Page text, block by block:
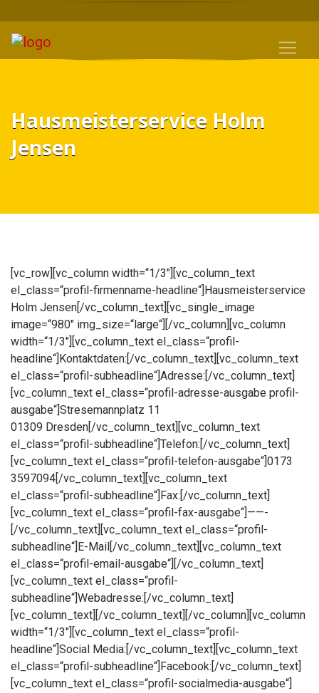
Hausmeisterservice Holm
Jensen
[vc_row][vc_column width=“1/3″][vc_column_text
el_class=“profil-firmenname-headline“]Hausmeisterservice
Holm Jensen[/vc_column_text][vc_single_image
image=“980″ img_size=“large“][/vc_column][vc_column
width=“1/3″][vc_column_text el_class=“profil-
headline“]Kontaktdaten:[/vc_column_text][vc_column_text
el_class=“profil-subheadline“]Adresse:[/vc_column_text]
[vc_column_text el_class=“profil-adresse-ausgabe profil-
ausgabe“]Stresemannplatz 11
01309 Dresden[/vc_column_text][vc_column_text
el_class=“profil-subheadline“]Telefon:[/vc_column_text]
[vc_column_text el_class=“profil-telefon-ausgabe“]0173
3597094[/vc_column_text][vc_column_text
el_class=“profil-subheadline“]Fax:[/vc_column_text]
[vc_column_text el_class=“profil-fax-ausgabe“]——-
[/vc_column_text][vc_column_text el_class=“profil-
subheadline“]E-Mail[/vc_column_text][vc_column_text
el_class=“profil-email-ausgabe“][/vc_column_text]
[vc_column_text el_class=“profil-
subheadline“]Webadresse:[/vc_column_text]
[vc_column_text][/vc_column_text][/vc_column][vc_column
width=“1/3″][vc_column_text el_class=“profil-
headline“]Social Media:[/vc_column_text][vc_column_text
el_class=“profil-subheadline“]Facebook:[/vc_column_text]
[vc_column_text el_class=“profil-socialmedia-ausgabe“]